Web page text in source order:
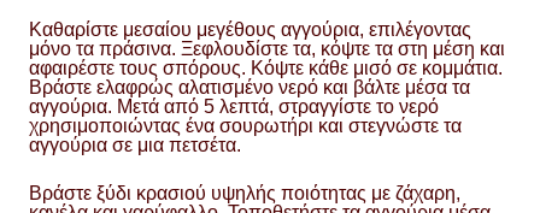
Καθαρίστε μεσαίου μεγέθους αγγούρια, επιλέγοντας
μόνο τα πράσινα. Ξεφλουδίστε τα, κόψτε τα στη μέση και
αφαιρέστε τους σπόρους. Κόψτε κάθε μισό σε κομμάτια.
Βράστε ελαφρώς αλατισμένο νερό και βάλτε μέσα τα
αγγούρια. Μετά από 5 λεπτά, στραγγίστε το νερό
χρησιμοποιώντας ένα σουρωτήρι και στεγνώστε τα
αγγούρια σε μια πετσέτα.
Βράστε ξύδι κρασιού υψηλής ποιότητας με ζάχαρη,